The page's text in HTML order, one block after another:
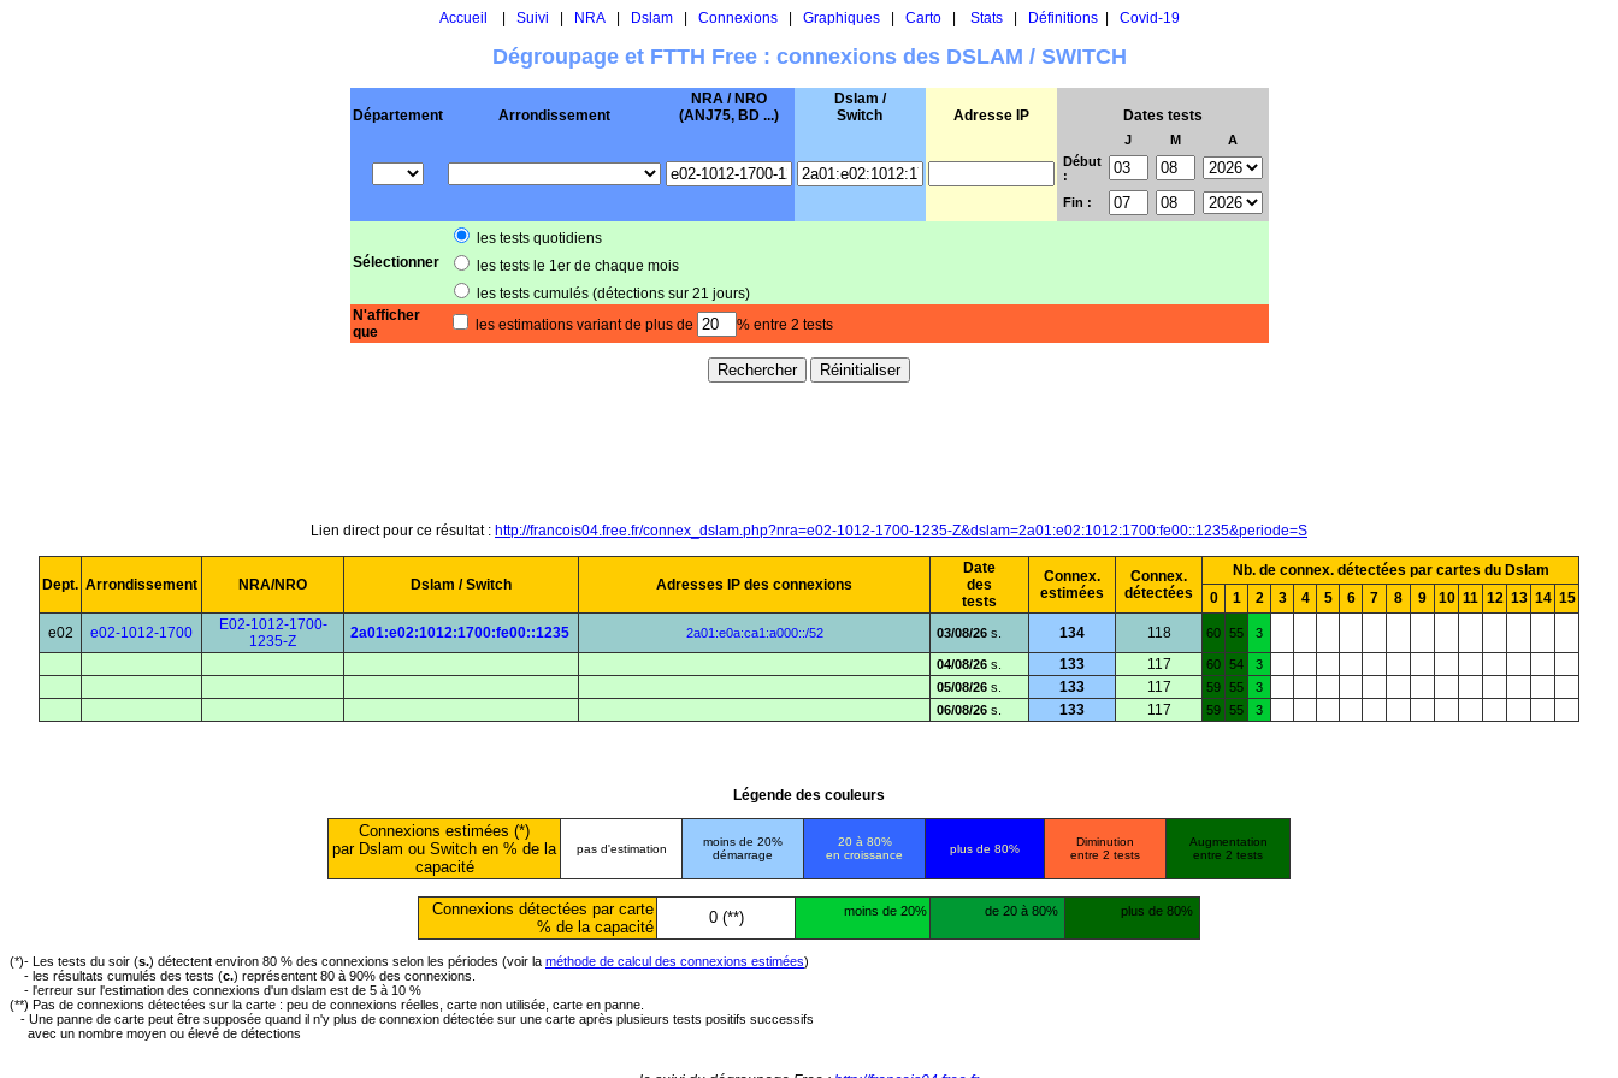
Accueil Suivi NRA| Dslam| Connexions| Graphiques| Carto| Stats| Définitions| Covid-19
Dégroupage et FTTH Free : connexions des DSLAM / SWITCH
Département Arrondissement
NRA / NRO
(ANJ75, BD ...)
Dslam /
Switch
Adresse IP Dates tests
J M
A
Début
:
Fin :
Sélectionner
les tests quotidiens
les tests le 1er de chaque mois
les tests cumulés (détections sur 21 jours)
N'afficher
que
les estimations variant de plus de % entre 2 tests
Lien direct pour ce résultat : http://francois04.free.fr/connex_dslam.php?nra=e02-1012-1700-1235-Z&dslam=2a01:e02:1012:1700:fe00::1235&periode=S
Dept. Arrondissement NRA/NRO Dslam / Switch Adresses IP des connexions
Date
des
tests
Connex.
estimées
Connex.
détectées
Nb. de connex. détectées par cartes du Dslam
0
1 2 3 4 5 6 7 8 9 10 11 12 13 14 15
e02 e02-1012-1700
E02-1012-1700-
1235-Z
2a01:e02:1012:1700:fe00::1235 2a01:e0a:ca1:a000::/52 03/08/26 s. 134 118 60 55 3
04/08/26 s. 133 117 60 54
3
05/08/26 s. 133 117 59 55
3
06/08/26 s. 133 117 59 55 3
Légende des couleurs
Connexions estimées (*)
par Dslam ou Switch en % de la
capacité
pas d'estimation
moins de 20%
démarrage
20 à 80%
en croissance
plus de 80%
Diminution
entre 2 tests
Augmentation
entre 2 tests
Connexions détectées par carte
% de la capacité
0 (**) moins de 20% de 20 à 80% plus de 80%
(*)- Les tests du soir (s.) détectent environ 80 % des connexions selon les périodes (voir la méthode de calcul des connexions estimées)
- les résultats cumulés des tests (c.) représentent 80 à 90% des connexions.
- l'erreur sur l'estimation des connexions d'un dslam est de 5 à 10 %
(**) Pas de connexions détectées sur la carte : peu de connexions réelles, carte non utilisée, carte en panne.
- Une panne de carte peut être supposée quand il n'y plus de connexion détectée sur une carte après plusieurs tests positifs successifs
avec un nombre moyen ou élevé de détections